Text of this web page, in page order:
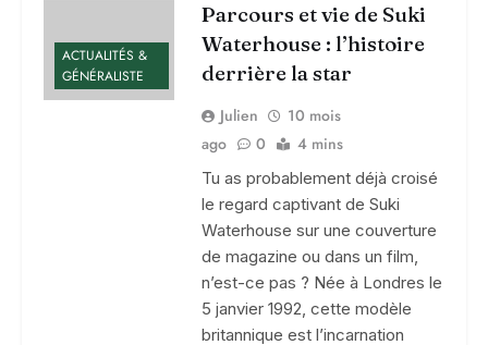
ACTUALITÉS &
GÉNÉRALISTE
Parcours et vie de Suki
Waterhouse : l’histoire
derrière la star
Julien
10 mois
ago
0 4 mins
Tu as probablement déjà croisé
le regard captivant de Suki
Waterhouse sur une couverture
de magazine ou dans un film,
n’est-ce pas ? Née à Londres le
5 janvier 1992, cette modèle
britannique est l’incarnation